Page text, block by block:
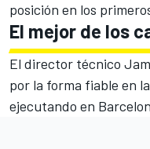
posición en los
El mejor de los
El director técnico
por la forma fiable en
ejecutando en